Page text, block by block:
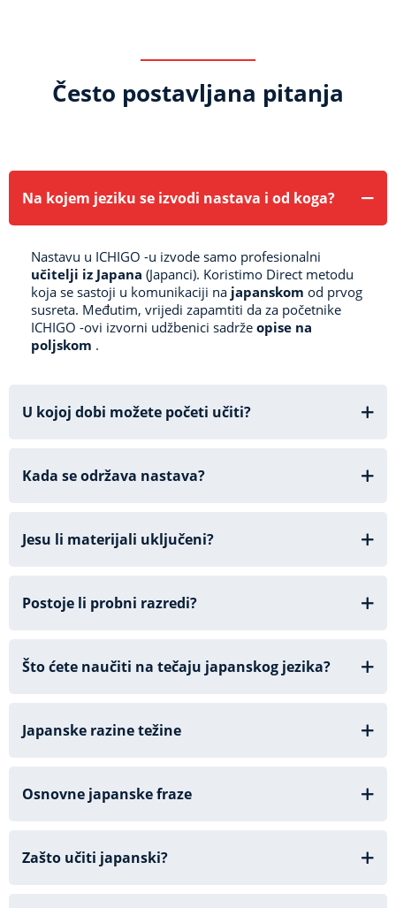
Često postavljana pitanja
Na kojem jeziku se izvodi nastava i od koga?
Nastavu u ICHIGO -u izvode samo profesionalni
učitelji iz Japana (Japanci). Koristimo Direct metodu
koja se sastoji u komunikaciji na japanskom od prvog
susreta. Međutim, vrijedi zapamtiti da za početnike
ICHIGO -ovi izvorni udžbenici sadrže opise na
poljskom .
U kojoj dobi možete početi učiti?
Kada se održava nastava?
Jesu li materijali uključeni?
Postoje li probni razredi?
Što ćete naučiti na tečaju japanskog jezika?
Japanske razine težine
Osnovne japanske fraze
Zašto učiti japanski?